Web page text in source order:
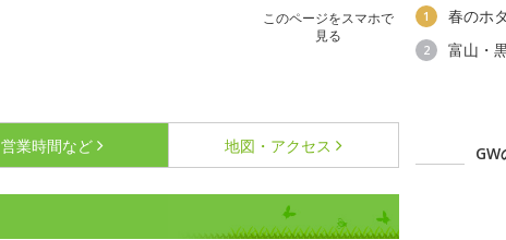
このページをスマホで
見る
営業時間など 地図・アクセス
1 春のホ
2
富山・